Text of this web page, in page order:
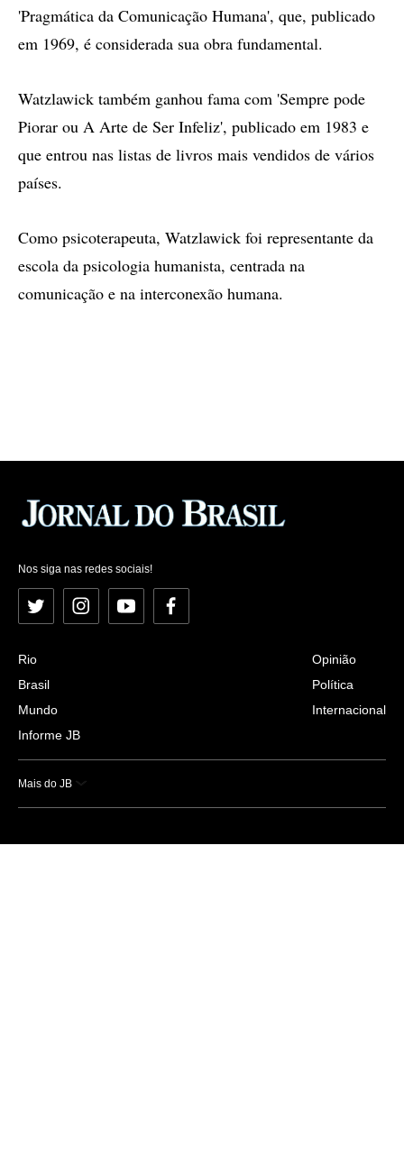
'Pragmática da Comunicação Humana', que, publicado
em 1969, é considerada sua obra fundamental.
Watzlawick também ganhou fama com 'Sempre pode
Piorar ou A Arte de Ser Infeliz', publicado em 1983 e
que entrou nas listas de livros mais vendidos de vários
países.
Como psicoterapeuta, Watzlawick foi representante da
escola da psicologia humanista, centrada na
comunicação e na interconexão humana.
Nos siga nas redes sociais!
Twitter InstagramYouTubeFacebook
Rio
Brasil
Mundo
Informe JB
Opinião
Política
Internacional
Mais do JB
Esportes